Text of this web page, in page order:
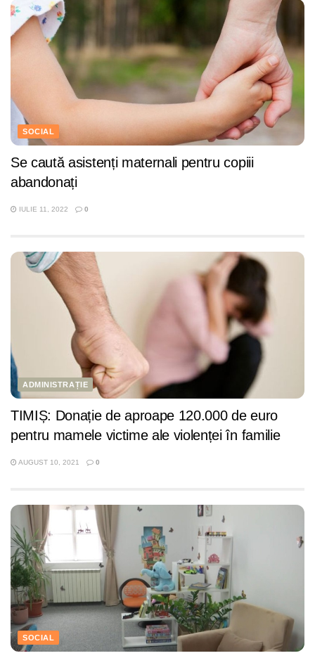
SOCIAL
Se caută asistenți maternali pentru copiii
abandonați
IULIE 11, 2022 0
ADMINISTRAȚIE
TIMIȘ: Donație de aproape 120.000 de euro
pentru mamele victime ale violenței în familie
AUGUST 10, 2021 0
SOCIAL